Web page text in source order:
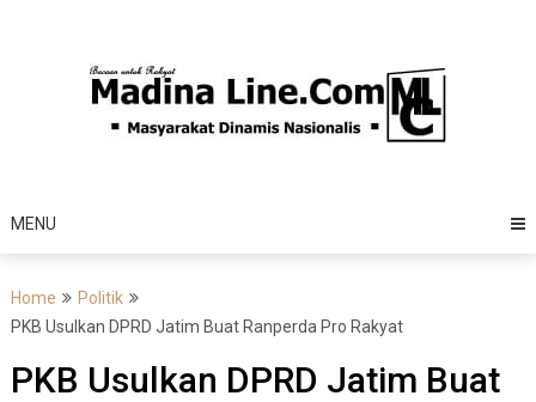
MENU
Home
Politik
PKB Usulkan DPRD Jatim Buat Ranperda Pro Rakyat
PKB Usulkan DPRD Jatim Buat